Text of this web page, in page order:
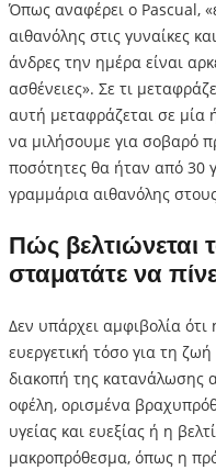
Όπως αναφέρει ο Pascual,
αιθανόλης στις γυναίκες
άνδρες την ημέρα είναι
ασθένειες». Σε τι
αυτή μεταφράζεται σε μία
να μιλήσουμε για σοβαρό
ποσότητες θα ήταν από 30
γραμμάρια αιθανόλης
Πώς
σταματάτε να
Δεν υπάρχει αμφιβολία ότι
ευεργετική τόσο για τη
διακοπή της κατανάλωσης
οφέλη, ορισμένα
υγείας και ευεξίας ή η
μακροπρόθεσμα, όπως η